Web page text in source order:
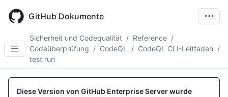
main
GitHub Dokumente
Sicherheit und Codequalität / Reference /
Codeüberprüfung / CodeQL / CodeQL CLI-Leitfaden /
test run
Diese Version von GitHub Enterprise Server wurde